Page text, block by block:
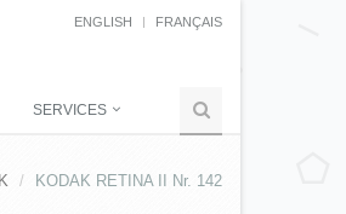
ENGLISH FRANÇAIS
SERVICES
KODAK RETINA II Nr. 142